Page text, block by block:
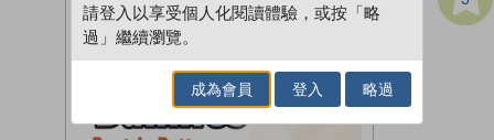
請登入以享受個人化閱讀體驗，或按「略
過」繼續瀏覽。
成為會員 登入 略過